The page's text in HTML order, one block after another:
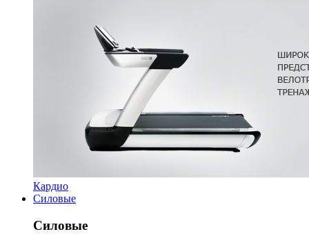
Кардио
Силовые
Силовые